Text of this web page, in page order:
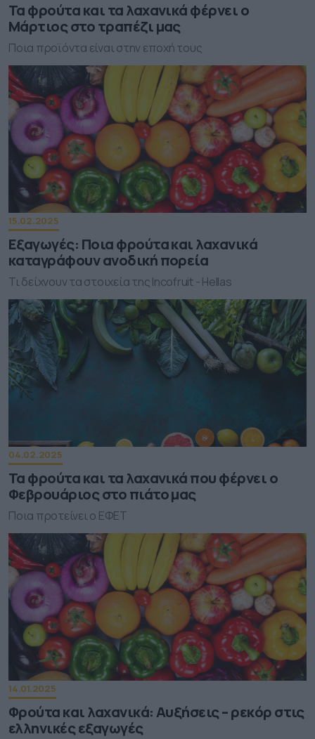
Τα φρούτα και τα λαχανικά φέρνει ο
Μάρτιος στο τραπέζι μας
Ποια προϊόντα είναι στην εποχή τους
15.02.2025
Εξαγωγές: Ποια φρούτα και λαχανικά
καταγράφουν ανοδική πορεία
Τι δείχνουν τα στοιχεία της Incofruit - Hellas
04.02.2025
Τα φρούτα και τα λαχανικά που φέρνει ο
Φεβρουάριος στο πιάτο μας
Ποια προτείνει ο ΕΦΕΤ
14.01.2025
Φρούτα και λαχανικά: Αυξήσεις – ρεκόρ στις
ελληνικές εξαγωγές